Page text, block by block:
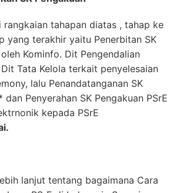
rangkaian tahapan diatas , tahap ke
yang terakhir yaitu Penerbitan SK
Kominfo. Dit Pengendalian
Tata Kelola terkait penyelesaian
lalu Penandatanganan SK
dan Penyerahan SK Pengakuan PSrE
kepada PSrE
lanjut tentang bagaimana Cara